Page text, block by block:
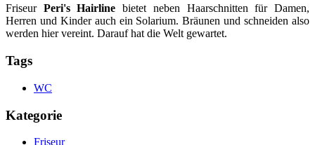
Friseur Peri's Hairline bietet neben Haarschnitten für Damen,
Herren und Kinder auch ein Solarium. Bräunen und schneiden also
werden hier vereint. Darauf hat die Welt gewartet.
Tags
WC
Kategorie
Friseur